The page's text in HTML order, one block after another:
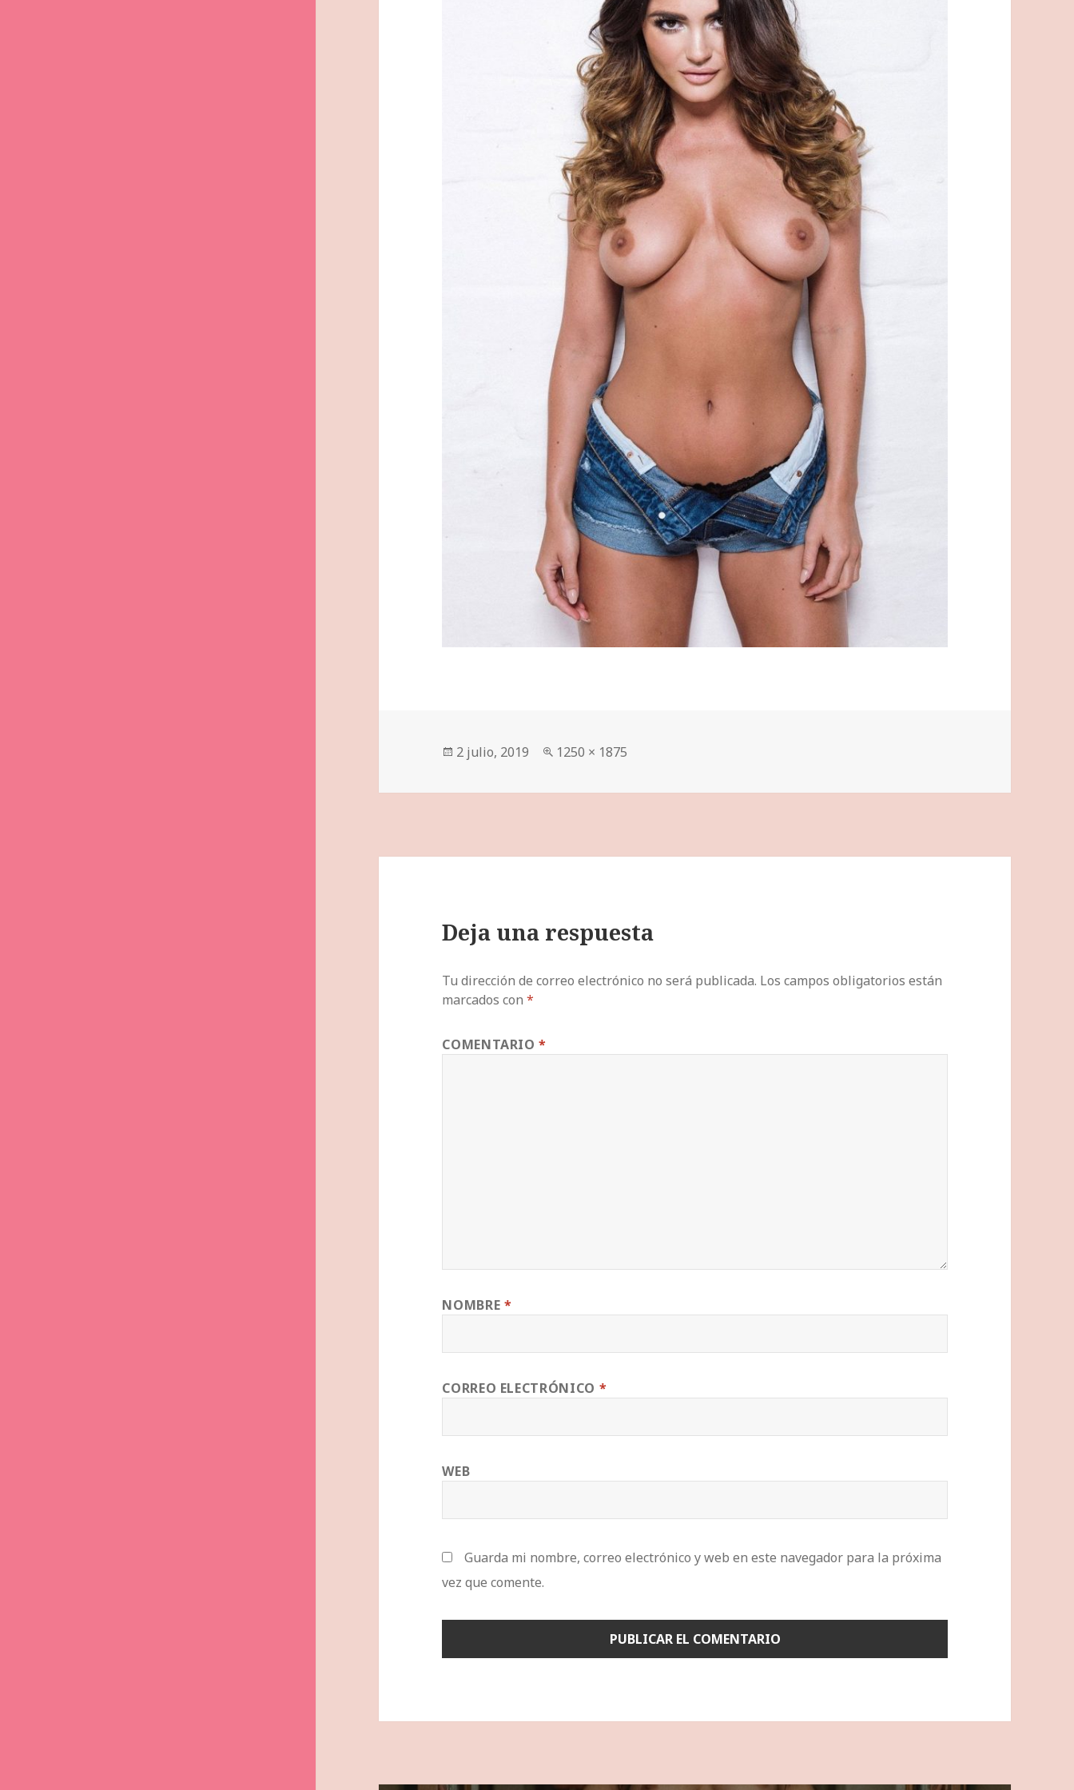
Publicado
2 julio, 2019
Tamaño
1250 × 1875
Deja una respuesta
Tu dirección de correo electrónico no será publicada. Los campos obligatorios están
marcados con*
COMENTARIO*
NOMBRE *
CORREO ELECTRÓNICO *
WEB
Guarda mi nombre, correo electrónico y web en este navegador para la próxima
vez que comente.